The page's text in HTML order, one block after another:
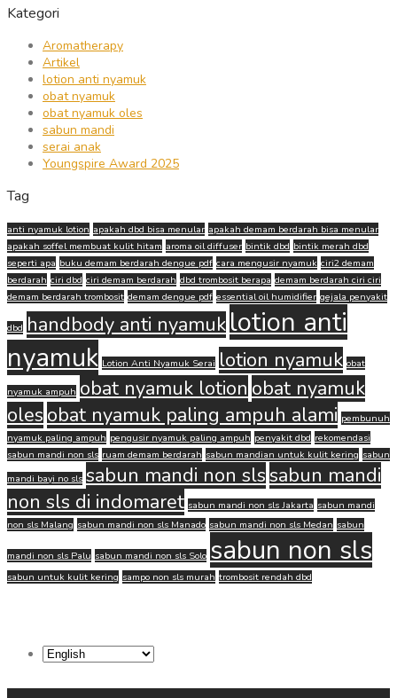
Kategori
Aromatherapy
Artikel
lotion anti nyamuk
obat nyamuk
obat nyamuk oles
sabun mandi
serai anak
Youngspire Award 2025
Tag
anti nyamuk lotion apakah dbd bisa menular apakah demam berdarah bisa menular
apakah soffel membuat kulit hitam aroma oil diffuser bintik dbd bintik merah dbd
seperti apa buku demam berdarah dengue pdf cara mengusir nyamuk ciri2 demam
berdarah ciri dbd ciri demam berdarah dbd trombosit berapa demam berdarah ciri ciri
demam berdarah trombosit demam dengue pdf essential oil humidifier gejala penyakit
dbd handbody anti nyamuk lotion anti
nyamuk Lotion Anti Nyamuk Serai lotion nyamuk obat
nyamuk ampuh obat nyamuk lotion obat nyamuk
oles obat nyamuk paling ampuh alami pembunuh
nyamuk paling ampuh pengusir nyamuk paling ampuh penyakit dbd rekomendasi
sabun mandi non sls ruam demam berdarah sabun mandian untuk kulit kering sabun
mandi bayi no sls sabun mandi non slssabun mandi
non sls di indomaret sabun mandi non sls Jakarta sabun mandi
non sls Malang sabun mandi non sls Manado sabun mandi non sls Medan sabun
mandi non sls Palu sabun mandi non sls Solo sabun non sls
sabun untuk kulit kering sampo non sls murah trombosit rendah dbd
Choose
language